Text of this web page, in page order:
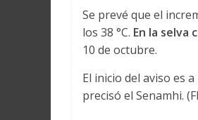
Se prevé que el
los 38 °C. En la selva
10 de octubre.
El inicio del aviso es
precisó el Senamhi.